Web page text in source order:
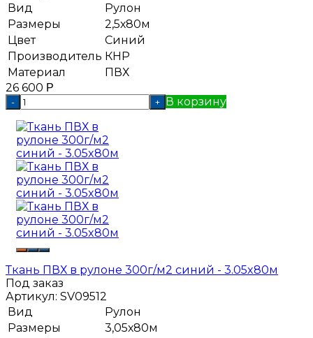
Вид
Рулон
Размеры
2,5х80м
Цвет
Синий
Производитель КНР
Материал
ПВХ
26 600 Р
- + В корзину
Ткань ПВХ в рулоне 300г/м2 синий - 3.05x80м
Под заказ
Артикул: SV09512
Вид
Рулон
Размеры
3,05х80м